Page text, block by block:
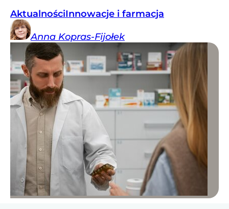
AktualnościInnowacje i farmacja
Anna Kopras-Fijołek